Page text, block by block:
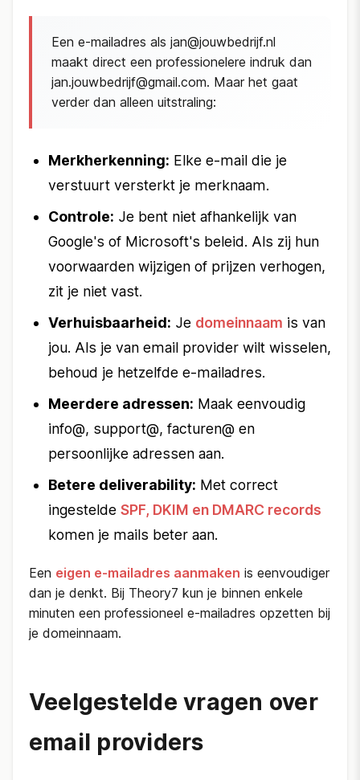
Een e-mailadres als jan@jouwbedrijf.nl
maakt direct een professionelere indruk dan
jan.jouwbedrijf@gmail.com. Maar het gaat
verder dan alleen uitstraling:
Merkherkenning: Elke e-mail die je
verstuurt versterkt je merknaam.
Controle: Je bent niet afhankelijk van
Google's of Microsoft's beleid. Als zij hun
voorwaarden wijzigen of prijzen verhogen,
zit je niet vast.
Verhuisbaarheid: Je domeinnaam is van
jou. Als je van email provider wilt wisselen,
behoud je hetzelfde e-mailadres.
Meerdere adressen: Maak eenvoudig
info@, support@, facturen@ en
persoonlijke adressen aan.
Betere deliverability: Met correct
ingestelde SPF, DKIM en DMARC records
komen je mails beter aan.
Een eigen e-mailadres aanmaken is eenvoudiger
dan je denkt. Bij Theory7 kun je binnen enkele
minuten een professioneel e-mailadres opzetten bij
je domeinnaam.
Veelgestelde vragen over
email providers